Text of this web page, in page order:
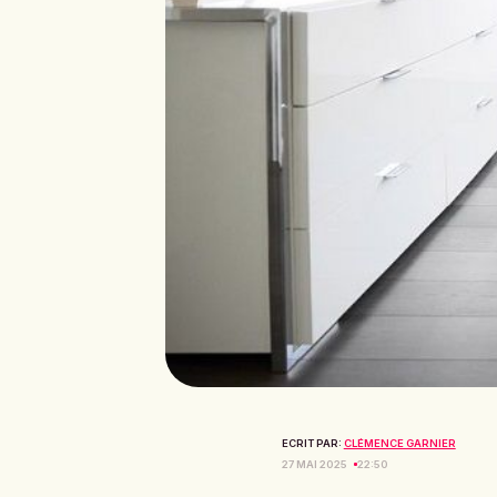
ECRIT PAR: CLÉMENCE GARNIER
27 MAI 2025
22:50